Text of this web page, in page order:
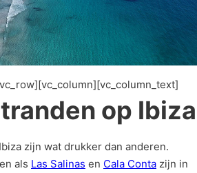
op Ibiza
zijn wat drukker dan anderen.
als Las Salinas en Cala Conta zijn in